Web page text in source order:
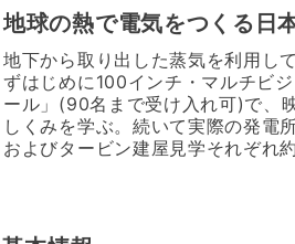
地球の熱で電気をつくる日
地下から取り出した蒸気を利用し
ずはじめに100インチ・マルチビ
ール」(90名まで受け入れ可)で、
しくみを学ぶ。続いて実際の発電
およびタービン建屋見学それぞれ